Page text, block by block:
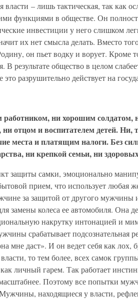
власти – лишь тактическая, так как
функциями в обществе. Он
инвестиции у него слишком
их нет смысла делать. Вместо
он пьет водку и ворует. Кроме
В результате общество в целом
это разрушительно действует на
ни хорошим солдатом,
отцом и воспитателем детей.
места и платящим налоги. Без
ни крепкой семьи, ни
защиты самки, эмоционально
прием, что использует любая
за защитой от другого мужчины
замены колеса ее автомобиля. Она
накрутку интонацией и
срабатывает подсознательная
мне даст». И он ведет себя как лох,
то тем более, всех самок
личный гарем. Так работает
Поэтому все попытки
находящиеся у власти,